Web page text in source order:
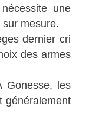
une
sur mesure.
dernier cri
des armes
Gonesse, les
généralement